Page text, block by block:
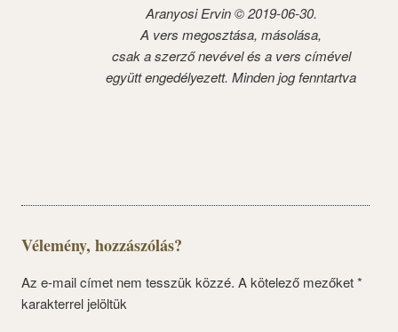
Aranyosi Ervin © 2019-06-30.
A vers megosztása, másolása,
csak a szerző nevével és a vers címével
együtt engedélyezett. Minden jog fenntartva
Vélemény, hozzászólás?
Az e-mail címet nem tesszük közzé. A kötelező mezőket*
karakterrel jelöltük